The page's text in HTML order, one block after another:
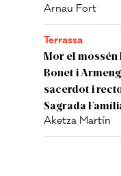
Arnau Fort
Terrassa
Mor el mossén
Bonet i
sacerdot i
Sagrada
Aketza Martín